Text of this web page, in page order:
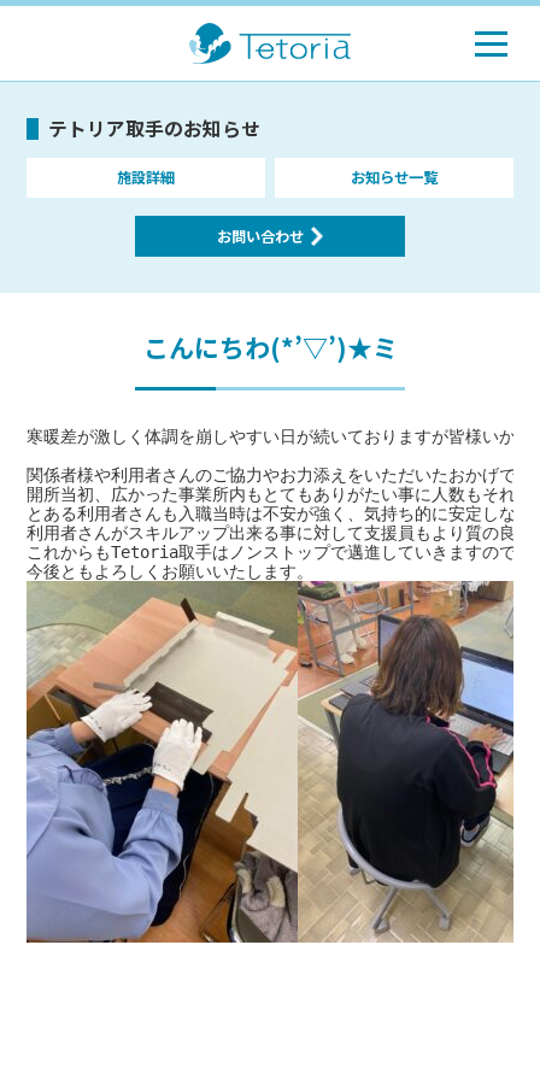
テトリア取手のお知らせ
施設詳細 お知らせ一覧
お問い合わせ
こんにちわ(*’▽’)★ミ
寒暖差が激しく体調を崩しやすい日が続いておりますが皆様いか
関係者様や利用者さんのご協力やお力添えをいただいたおかげで
開所当初、広かった事業所内もとてもありがたい事に人数もそれ
とある利用者さんも入職当時は不安が強く、気持ち的に安定しな
利用者さんがスキルアップ出来る事に対して支援員もより質の良
これからもTetoria取手はノンストップで邁進していきますので